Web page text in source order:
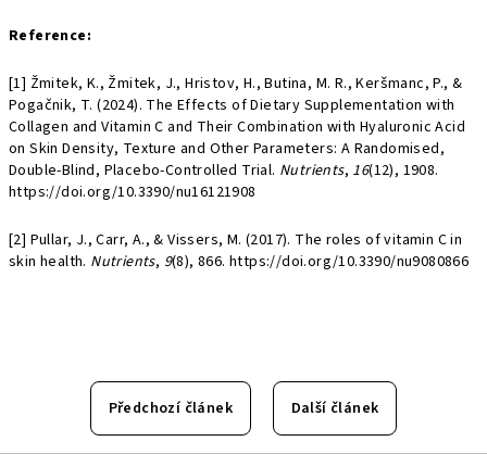
Reference:
[1] Žmitek, K., Žmitek, J., Hristov, H., Butina, M. R., Keršmanc, P., &
Pogačnik, T. (2024). The Effects of Dietary Supplementation with
Collagen and Vitamin C and Their Combination with Hyaluronic Acid
on Skin Density, Texture and Other Parameters: A Randomised,
Double-Blind, Placebo-Controlled Trial. Nutrients, 16(12), 1908.
https://doi.org/10.3390/nu16121908
[2] Pullar, J., Carr, A., & Vissers, M. (2017). The roles of vitamin C in
skin health. Nutrients, 9(8), 866. https://doi.org/10.3390/nu9080866
Předchozí článek Další článek